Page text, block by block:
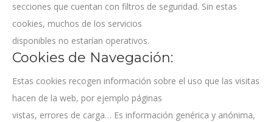
secciones que cuentan con filtros de seguridad. Sin estas
cookies, muchos de los servicios
disponibles no estarían operativos.
Cookies de Navegación:
Estas cookies recogen información sobre el uso que las visitas
hacen de la web, por ejemplo páginas
vistas, errores de carga… Es información genérica y anónima,